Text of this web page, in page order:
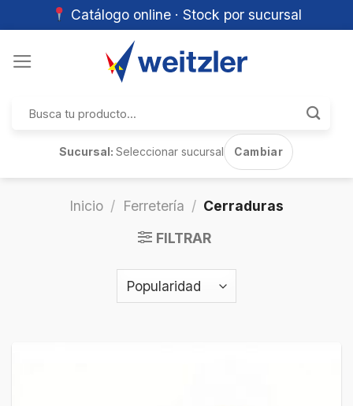
Catálogo online · Stock por sucursal
por:
Sucursal:Seleccionar sucursal Cambiar
Inicio / Ferretería / Cerraduras
FILTRAR